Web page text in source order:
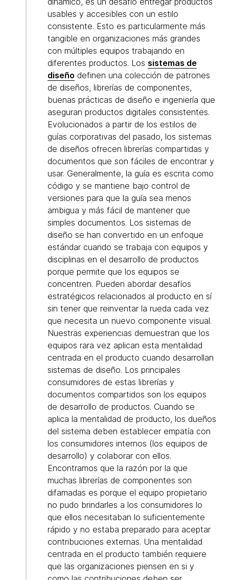
usables y accesibles con un estilo
consistente. Esto es particularmente más
tangible en organizaciones más grandes
con múltiples equipos trabajando en
diferentes productos. Los sistemas de
diseño definen una colección de patrones
de diseños, librerías de componentes,
buenas prácticas de diseño e ingeniería que
aseguran productos digitales consistentes.
Evolucionados a partir de los estilos de
guías corporativas del pasado, los sistemas
de diseños ofrecen librerías compartidas y
documentos que son fáciles de encontrar y
usar. Generalmente, la guía es escrita como
código y se mantiene bajo control de
versiones para que la guía sea menos
ambigua y más fácil de mantener que
simples documentos. Los sistemas de
diseño se han convertido en un enfoque
estándar cuando se trabaja con equipos y
disciplinas en el desarrollo de productos
porque permite que los equipos se
concentren. Pueden abordar desafíos
estratégicos relacionados al producto en sí
sin tener que reinventar la rueda cada vez
que necesita un nuevo componente visual.
Nuestras experiencias demuestran que los
equipos rara vez aplican esta mentalidad
centrada en el producto cuando desarrollan
sistemas de diseño. Los principales
consumidores de estas librerías y
documentos compartidos son los equipos
de desarrollo de productos. Cuando se
aplica la mentalidad de producto, los dueños
del sistema deben establecer empatía con
los consumidores internos (los equipos de
desarrollo) y colaborar con ellos.
Encontramos que la razón por la que
muchas librerías de componentes son
difamadas es porque el equipo propietario
no pudo brindarles a los consumidores lo
que ellos necesitaban lo suficientemente
rápido y no estaba preparado para aceptar
contribuciones externas. Una mentalidad
centrada en el producto también requiere
que las organizaciones piensen en si y